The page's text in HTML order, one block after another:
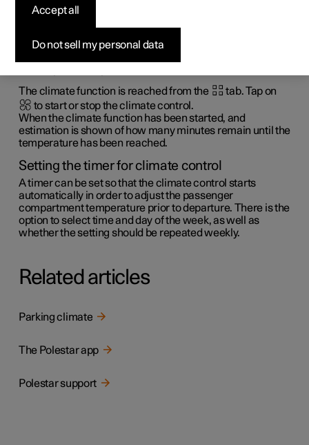
Polestar app
You can use the Polestar app to start the climate control
The climate function is reached from the
tab. Tap on
to start or stop the climate control.
When the climate function has been started, and
estimation is shown of how many minutes remain until the
temperature has been reached.
Setting the timer for climate control
A timer can be set so that the climate control starts
automatically in order to adjust the passenger
compartment temperature prior to departure. There is the
option to select time and day of the week, as well as
whether the setting should be repeated weekly.
Related articles
Parking climate
The Polestar app
Polestar support
Do not sell my personal data
Accept all